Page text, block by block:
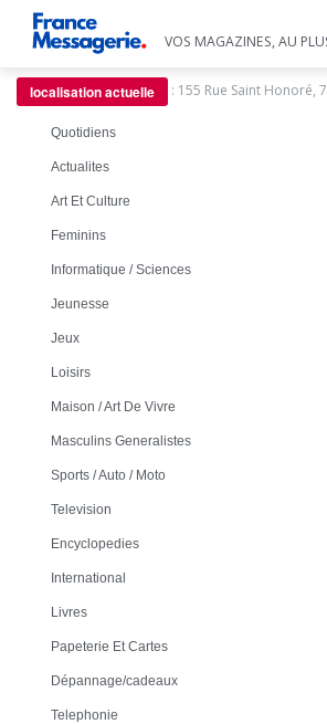
VOS MAGAZINES, AU
localisation actuelle : 155 Rue Saint Honoré,
Quotidiens
Actualites
Art Et Culture
Feminins
Informatique / Sciences
Jeunesse
Jeux
Loisirs
Maison / Art De Vivre
Masculins Generalistes
Sports / Auto / Moto
Television
Encyclopedies
International
Livres
Papeterie Et Cartes
Dépannage/cadeaux
Telephonie